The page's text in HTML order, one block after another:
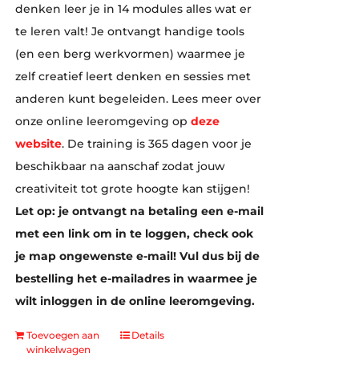
denken leer je in 14 modules alles wat er
te leren valt! Je ontvangt handige tools
(en een berg werkvormen) waarmee je
zelf creatief leert denken en sessies met
anderen kunt begeleiden. Lees meer over
onze online leeromgeving op deze
website. De training is 365 dagen voor je
beschikbaar na aanschaf zodat jouw
creativiteit tot grote hoogte kan stijgen!
Let op: je ontvangt na betaling een e-mail
met een link om in te loggen, check ook
je map ongewenste e-mail! Vul dus bij de
bestelling het e-mailadres in waarmee je
wilt inloggen in de online leeromgeving.
Toevoegen aan
winkelwagen
Details